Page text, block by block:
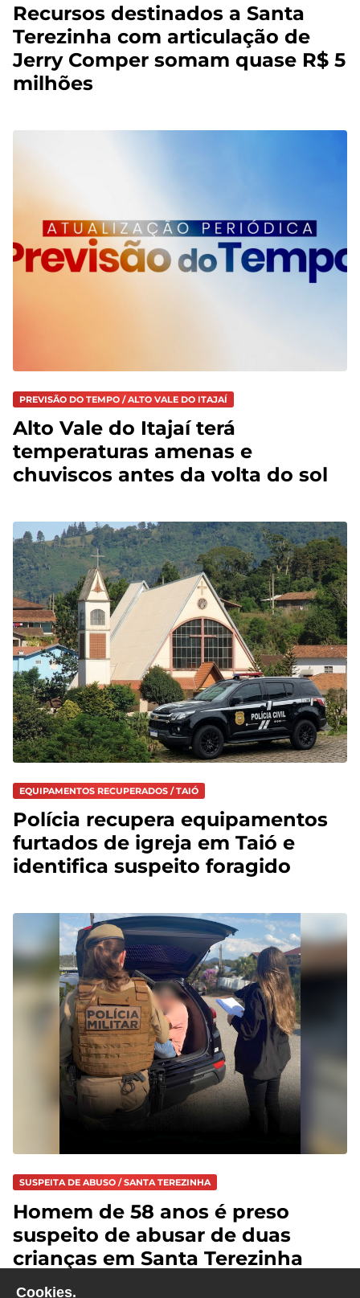
Recursos destinados a Santa
Terezinha com articulação de
Jerry Comper somam quase R$ 5
milhões
PREVISÃO DO TEMPO / ALTO VALE DO ITAJAÍ
Alto Vale do Itajaí terá
temperaturas amenas e
chuviscos antes da volta do sol
EQUIPAMENTOS RECUPERADOS / TAIÓ
Polícia recupera equipamentos
furtados de igreja em Taió e
identifica suspeito foragido
SUSPEITA DE ABUSO / SANTA TEREZINHA
Homem de 58 anos é preso
suspeito de abusar de duas
crianças em Santa Terezinha
Cookies.